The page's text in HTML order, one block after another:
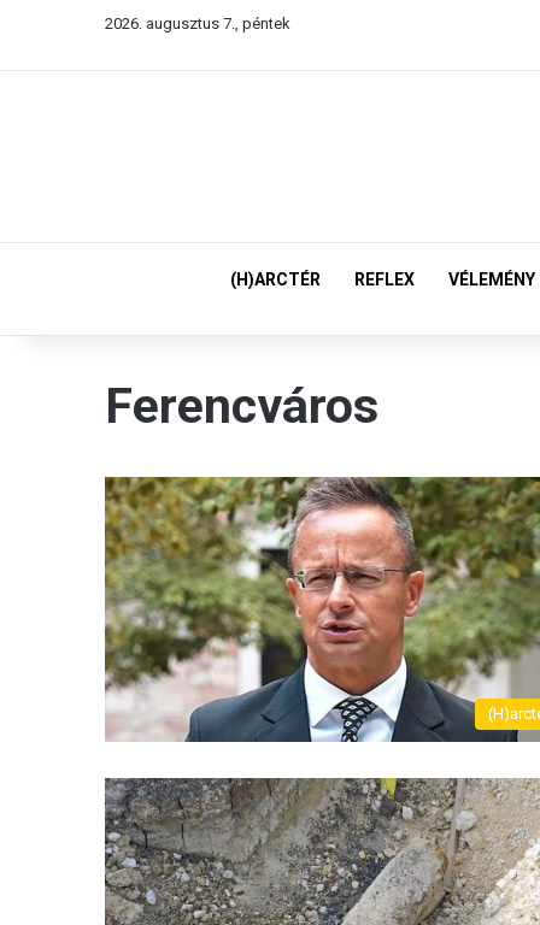
2026. augusztus 7., péntek
(H)ARCTÉR REFLEX VÉLEMÉNY
Ferencváros